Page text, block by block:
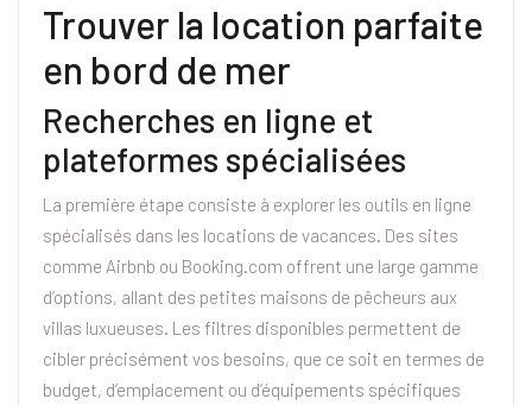
Trouver la location parfaite
en bord de mer
Recherches en ligne et
plateformes spécialisées
La première étape consiste à explorer les outils en ligne
spécialisés dans les locations de vacances. Des sites
comme Airbnb ou Booking.com offrent une large gamme
d’options, allant des petites maisons de pêcheurs aux
villas luxueuses. Les filtres disponibles permettent de
cibler précisément vos besoins, que ce soit en termes de
budget, d’emplacement ou d’équipements spécifiques